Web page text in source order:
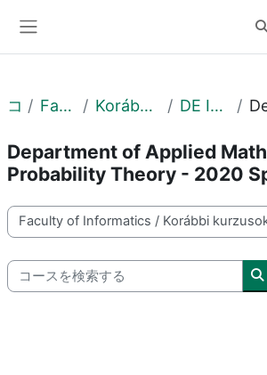
コース Faculty of Informatics Korábbi kurzusok - Previous courses DE IK - 2020. tavasz - Spring
Department of Applied
Probability Theory - 2020
コースカテゴリ
コースを検索する